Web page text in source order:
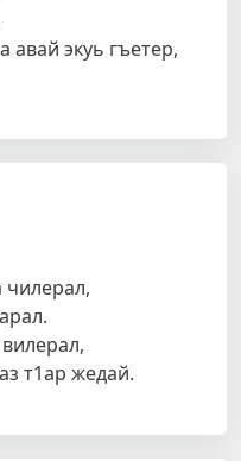
авай экуь гъетер,
чилерал,
т1ар жедай.